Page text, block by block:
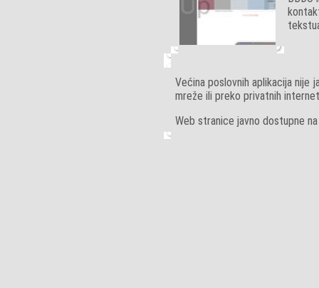
Većina poslovnih aplikacija nije
mreže ili preko privatnih
Web stranice javno dostupne